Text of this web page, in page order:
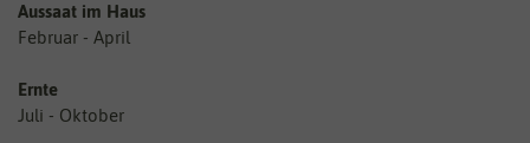
Aussaat im Haus
Februar - April
Ernte
Juli - Oktober